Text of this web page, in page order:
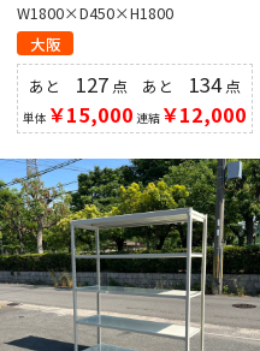
W1800×D450×H1800
大阪
あと 127 点
単体 ￥15,000
あと 134点
連結￥12,000